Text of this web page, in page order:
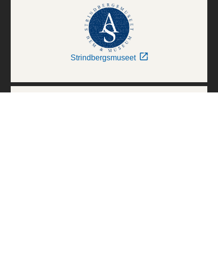
Strindbergsmuseet